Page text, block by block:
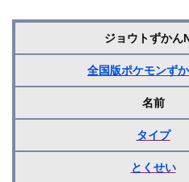
ジョウトずかん
全国版ポケモンず
名前
タイプ
とくせい